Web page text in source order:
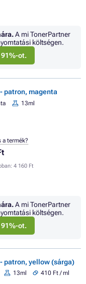
A mi TonerPartner
költségen.
ot.
patron, magenta
13ml
4 160 Ft
termék?
A mi TonerPartner
költségen.
ot.
patron, yellow (sárga)
13ml
410 Ft / ml